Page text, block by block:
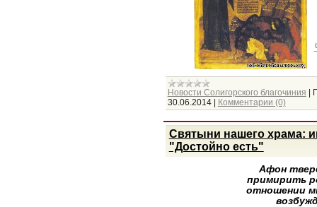
Новости Солигорского благочиния
30.06.2014
Комментарии (0)
Святыни нашего храма:
"Достойно есть"
Афон твердо
примирить
отношении